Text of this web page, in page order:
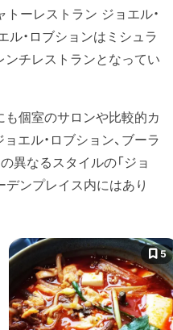
トーレストラン ジョエル・
ル・ロブションはミシュラ
チレストランとなってい
個室のサロンや比較的カ
エル・ロブション、ブーラ
異なるスタイルの「ジョ
デンプレイス内にはあり
5